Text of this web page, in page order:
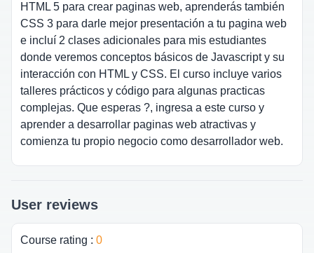
HTML 5 para crear paginas web, aprenderás también
CSS 3 para darle mejor presentación a tu pagina web
e incluí 2 clases adicionales para mis estudiantes
donde veremos conceptos básicos de Javascript y su
interacción con HTML y CSS. El curso incluye varios
talleres prácticos y código para algunas practicas
complejas. Que esperas ?, ingresa a este curso y
aprender a desarrollar paginas web atractivas y
comienza tu propio negocio como desarrollador web.
User reviews
Course rating : 0